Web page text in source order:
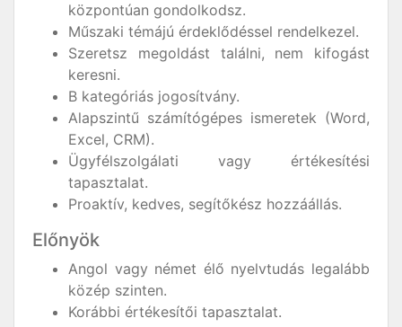
központúan gondolkodsz.
Műszaki témájú érdeklődéssel rendelkezel.
Szeretsz megoldást találni, nem kifogást
keresni.
B kategóriás jogosítvány.
Alapszintű számítógépes ismeretek (Word,
Excel, CRM).
Ügyfélszolgálati vagy értékesítési
tapasztalat.
Proaktív, kedves, segítőkész hozzáállás.
Előnyök
Angol vagy német élő nyelvtudás legalább
közép szinten.
Korábbi értékesítői tapasztalat.